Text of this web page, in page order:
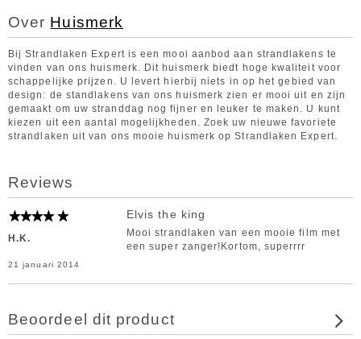
Over Huismerk
Bij Strandlaken Expert is een mooi aanbod aan strandlakens te
vinden van ons huismerk. Dit huismerk biedt hoge kwaliteit voor
schappelijke prijzen. U levert hierbij niets in op het gebied van
design: de standlakens van ons huismerk zien er mooi uit en zijn
gemaakt om uw stranddag nog fijner en leuker te maken. U kunt
kiezen uit een aantal mogelijkheden. Zoek uw nieuwe favoriete
strandlaken uit van ons mooie huismerk op Strandlaken Expert.
Reviews
H.K.
21 januari 2014
Elvis the king
Mooi strandlaken van een mooie film met
een super zanger!Kortom, superrrr
Beoordeel dit product